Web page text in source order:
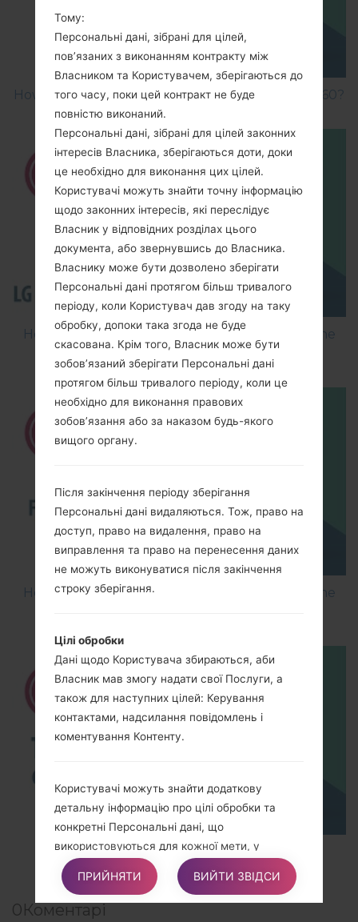
How to Factory Reset through menu on LG GB160?
How to Flash Stock Firmware on LG Smartphone
using LG Flash Tool 2014?
How to Flash Stock Firmware on LG Smartphone
TOP 5 SECRET CODES for LG!
0Коментарі
Тому:
Персональні дані, зібрані для цілей,
пов’язаних з виконанням контракту між
Власником та Користувачем, зберігаються до
того часу, поки цей контракт не буде
повністю виконаний.
Персональні дані, зібрані для цілей законних
інтересів Власника, зберігаються доти, доки
це необхідно для виконання цих цілей.
Користувачі можуть знайти точну інформацію
щодо законних інтересів, які переслідує
Власник у відповідних розділах цього
документа, або звернувшись до Власника.
Власнику може бути дозволено зберігати
Персональні дані протягом більш тривалого
періоду, коли Користувач дав згоду на таку
обробку, допоки така згода не буде
скасована. Крім того, Власник може бути
зобов’язаний зберігати Персональні дані
протягом більш тривалого періоду, коли це
необхідно для виконання правових
зобов’язання або за наказом будь-якого
вищого органу.
Після закінчення періоду зберігання
Персональні дані видаляються. Тож, право на
доступ, право на видалення, право на
виправлення та право на перенесення даних
не можуть виконуватися після закінчення
строку зберігання.
Цілі обробки
Дані щодо Користувача збираються, аби
Власник мав змогу надати свої Послуги, а
також для наступних цілей: Керування
контактами, надсилання повідомлень і
коментування Контенту.
Користувачі можуть знайти додаткову
детальну інформацію про цілі обробки та
конкретні Персональні дані, що
використовуються для кожної мети, у
відповідних розділах цього документа.
Детальна інформація щодо обробки
ПРИЙНЯТИ ВИЙТИ ЗВІДСИ